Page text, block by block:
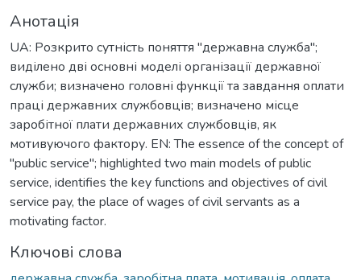
Анотація
UА: Розкрито сутність поняття "державна служба";
виділено дві основні моделі організації державної
служби; визначено головні функції та завдання оплати
праці державних службовців; визначено місце
заробітної плати державних службовців, як
мотивуючого фактору. EN: The essence of the concept of
"public service"; highlighted two main models of public
service, identifies the key functions and objectives of civil
service pay, the place of wages of civil servants as a
motivating factor.
Ключові слова